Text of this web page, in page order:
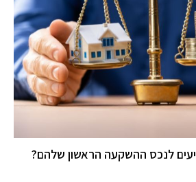
לנכס ההשקעה הראשון שלהם?